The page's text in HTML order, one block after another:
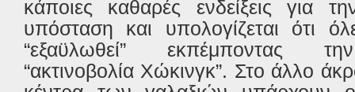
κάποιες καθαρές ενδείξεις για
υπόσταση και υπολογίζεται ότι
“εξαϋλωθεί” εκπέμποντας
“ακτινοβολία Χώκινγκ”. Στο άλλο